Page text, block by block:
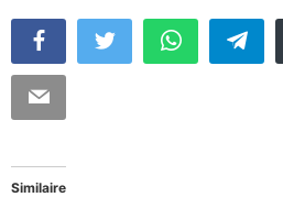
Similaire